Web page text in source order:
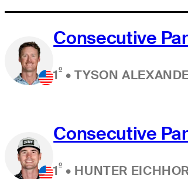
Consecutive
1º •TYSON
Consecutive
1º • HUNTER